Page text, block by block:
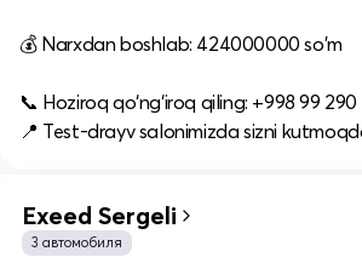
💰 Narxdan boshlab: 424000000 so'm
📞 Hoziroq qo‘ng‘iroq qiling: +998 99 290
📍 Test-drayv salonimizda sizni
Exeed Sergeli
3 автомобиля